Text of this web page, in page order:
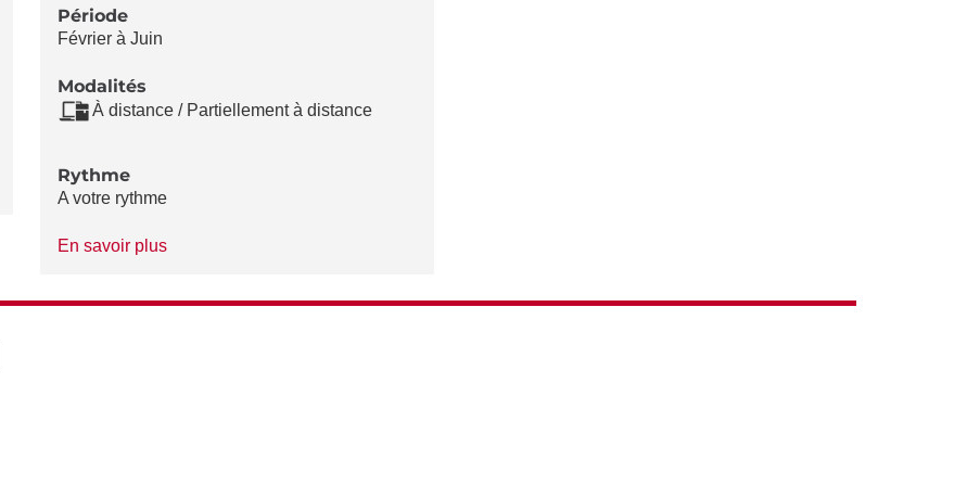
Période
Février à Juin
Modalités
À distance / Partiellement à distance
Rythme
A votre rythme
En savoir plusà
Rythme